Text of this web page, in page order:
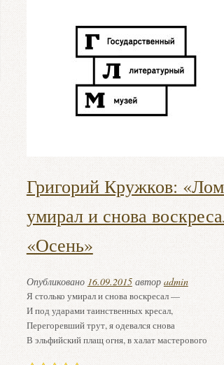
Григорий Кружков:
умирал и снова
«Осень»
Опубликовано 16.09.2015автор admin
Я столько умирал и снова воскресал —
И под ударами таинственных кресал,
Перегоревший трут, я одевался снова
В эльфийский плащ огня, в халат мастерового